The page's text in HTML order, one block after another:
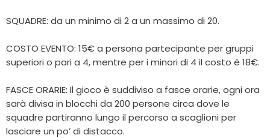
SQUADRE: da un minimo di 2 a un massimo di 20.
COSTO EVENTO: 15€ a persona partecipante per gruppi
superiori o pari a 4, mentre per i minori di 4 il costo è 18€.
FASCE ORARIE: Il gioco è suddiviso a fasce orarie, ogni ora
sarà divisa in blocchi da 200 persone circa dove le
squadre partiranno lungo il percorso a scaglioni per
lasciare un po’ di distacco.